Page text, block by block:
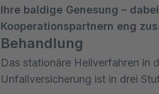
Ihre baldige Genesung –
Kooperationspartnern eng
Behandlung
Das stationäre Heilverfahren in
Unfallversicherung ist in drei